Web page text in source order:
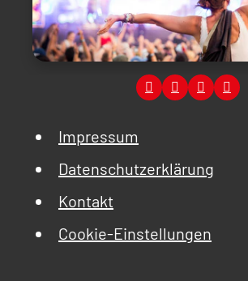
Impressum
Datenschutzerklärung
Kontakt
Cookie-Einstellungen